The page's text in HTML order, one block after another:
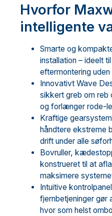
Hvorfor
intelligente
Smarte og
installation – ideelt
eftermontering
Innovativt Wave
sikkert greb om
og forlænger rode-
Kraftige
håndtere ekstreme
drift under alle
Bovruller,
konstrueret til at
maksimere
Intuitive
fjernbetjeninger gør
hvor som helst